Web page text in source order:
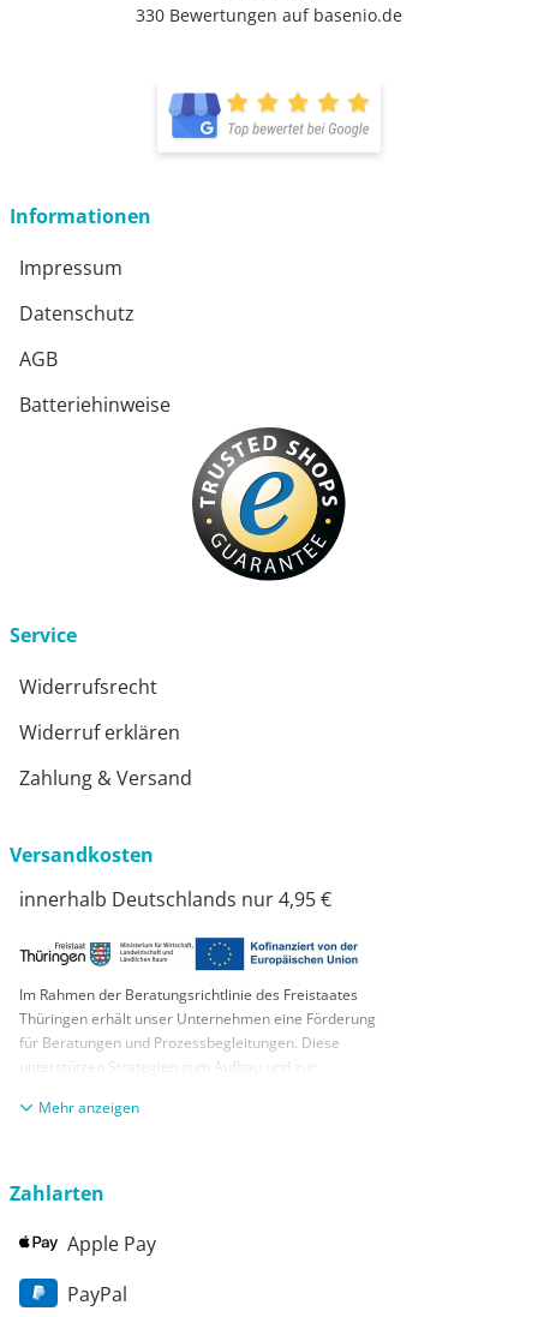
330 Bewertungen auf basenio.de
Informationen
Impressum
Datenschutz
AGB
Batteriehinweise
Service
Widerrufsrecht
Widerruf erklären
Zahlung & Versand
Versandkosten
innerhalb Deutschlands nur 4,95 €
Im Rahmen der Beratungsrichtlinie des Freistaates
Thüringen erhält unser Unternehmen eine Förderung
für Beratungen und Prozessbegleitungen. Diese
unterstützen Strategien zum Aufbau und zur
KMUs. Die daraus resultierenden Ergebnisse und
aus Mitteln des Europäischen Sozialfonds Plus und
anzeigen
Zahlarten
Apple Pay
PayPal